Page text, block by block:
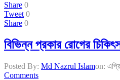
Share 0
Tweet 0
Share 0
বিভিন্ন প্রকার রোগের
Posted By: Md Nazrul Islamon:
Comments